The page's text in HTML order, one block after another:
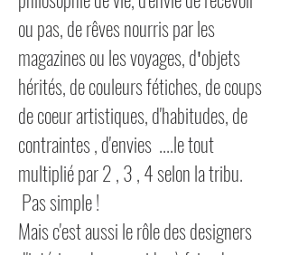
ou pas, derêves nourris par les
magazines ou les voyages, d'objets
hérités, de couleurs fétiches, de coups
de coeur artistiques, d'habitudes, de
contraintes , d'envies ....le tout
multiplié par 2 , 3 , 4 selon la tribu.
Pas simple !
Mais c'est aussi le rôle des designers